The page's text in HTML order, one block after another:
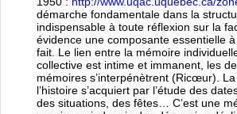
démarche fondamentale dans la
indispensable à toute réflexion sur la
évidence une composante essentielle
fait. Le lien entre la mémoire
collective est intime et immanent, les
mémoires s’interpénètrent (Ricœur).
l’histoire s’acquiert par l’étude des
des situations, des fêtes… C’est une